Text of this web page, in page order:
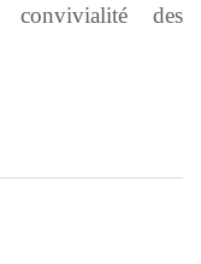
convivialité des